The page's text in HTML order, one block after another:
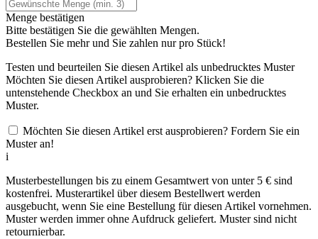
Menge bestätigen
Bitte bestätigen Sie die gewählten Mengen.
Bestellen Sie mehr und Sie zahlen nurpro Stück!
Testen und beurteilen Sie diesen Artikel als unbedrucktes Muster
Möchten Sie diesen Artikel ausprobieren? Klicken Sie die
untenstehende Checkbox an und Sie erhalten ein unbedrucktes
Muster.
Möchten Sie diesen Artikel erst ausprobieren? Fordern Sie ein
Muster an!
i
Musterbestellungen bis zu einem Gesamtwert von unter 5 € sind
kostenfrei. Musterartikel über diesem Bestellwert werden
ausgebucht, wenn Sie eine Bestellung für diesen Artikel vornehmen.
Muster werden immer ohne Aufdruck geliefert. Muster sind nicht
retournierbar.